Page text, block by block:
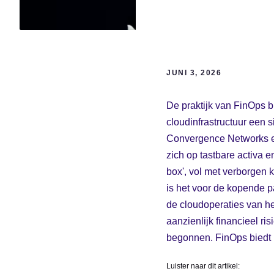
JUNI 3, 2026
De praktijk van FinOps
cloudinfrastructuur een
Convergence Networks
zich op tastbare activa
box', vol met verborgen
is het voor de kopende
de cloudoperaties van
aanzienlijk financieel
begonnen. FinOps
Luister naar dit artikel: